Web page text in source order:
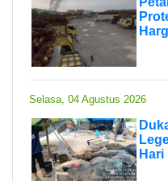
Selasa, 04 Agustus 2026